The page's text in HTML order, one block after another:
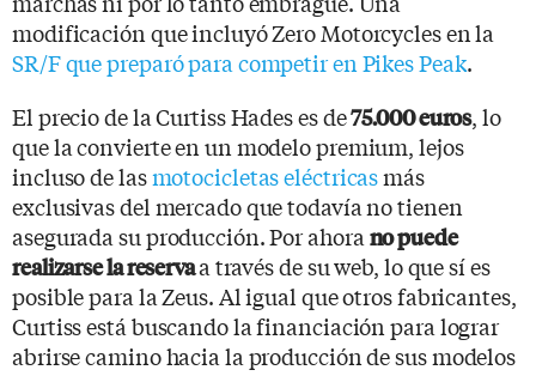
modificación que incluyó Zero Motorcycles en la
SR/F que preparó para competir en Pikes Peak.
El precio de la Curtiss Hades es de75.000 euros, lo
que la convierte en un modelo premium, lejos
incluso de lasmotocicletas eléctricasmás
exclusivas del mercado que todavía no tienen
asegurada su producción. Por ahora no puede
realizarse la reservaa través de su web, lo que sí es
posible para la Zeus. Al igual que otros fabricantes,
Curtiss está buscando la financiación para lograr
abrirse camino hacia la producción de sus modelos